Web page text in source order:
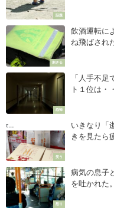
話題
刺さる
飲酒運転に
ね飛ばされ
恐怖
「人手不足
ト１位は・
笑う
いきなり「
きを見たら
怒り
病気の息子
を吐かれた